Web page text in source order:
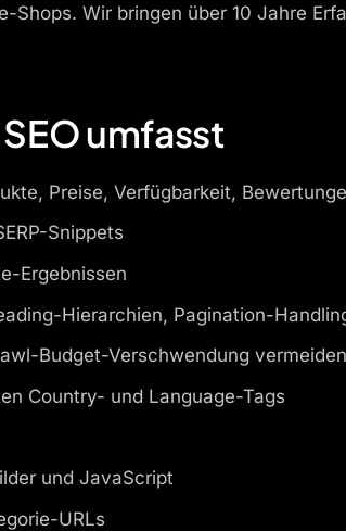
Wir bringen über 10 Jahre
umfasst
Preise, Verfügbarkeit,
Snippets
Ergebnissen
Hierarchien, Pagination-
Budget-Verschwendung vermeiden
Country- und Language-Tags
und JavaScript
URLs